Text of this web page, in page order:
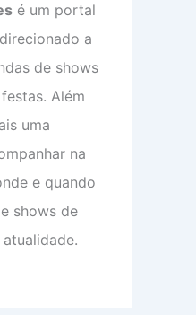
é um portal
a
de shows
Além
uma
na
e quando
shows de